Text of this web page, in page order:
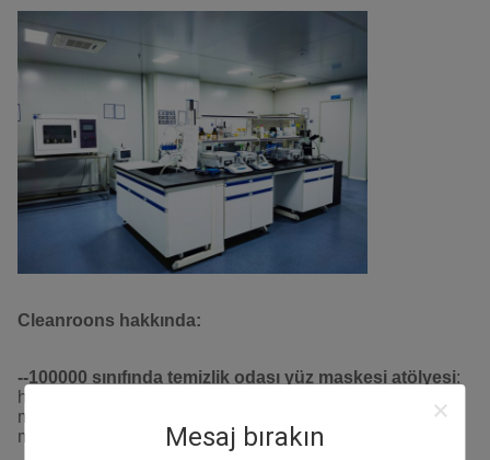
Mesaj bırakın
Cleanroons hakkında:
--100000 sınıfında temizlik odası yüz maskesi atölyesi:
her türlü tek kullanımlık tıbbi maske, KN95 katlanmış
maske, 3 boyutlu maske, temizlik odası maske, KF94
maske.